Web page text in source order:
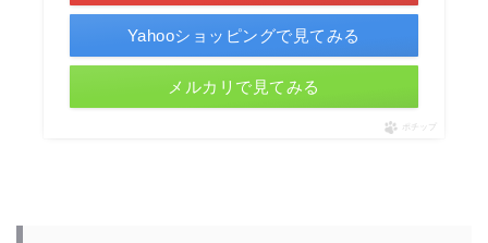
Yahooショッピングで見てみる
メルカリで見てみる
ポチップ